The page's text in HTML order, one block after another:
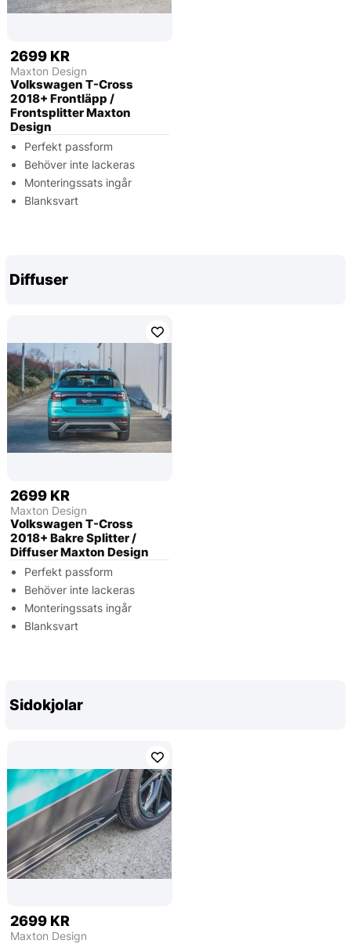
2699 KR
Maxton Design
Volkswagen T-Cross
2018+ Frontläpp /
Frontsplitter Maxton
Design
Perfekt passform
Behöver inte lackeras
Monteringssats ingår
Blanksvart
Diffuser
2699 KR
Maxton Design
Volkswagen T-Cross
2018+ Bakre Splitter /
Diffuser Maxton Design
Perfekt passform
Behöver inte lackeras
Monteringssats ingår
Blanksvart
Sidokjolar
2699 KR
Maxton Design